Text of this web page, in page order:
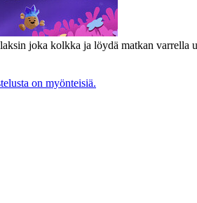
joka kolkka ja löydä matkan
on myönteisiä.